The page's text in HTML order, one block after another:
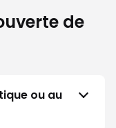
de
ou au